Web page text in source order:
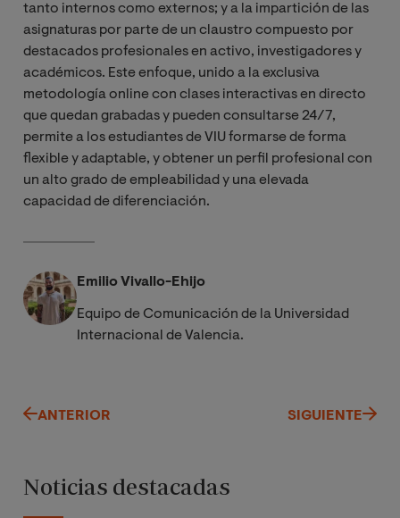
tanto internos como externos; y a la impartición de las
asignaturas por parte de un claustro compuesto por
destacados profesionales en activo, investigadores y
académicos. Este enfoque, unido a la exclusiva
metodología online con clases interactivas en directo
que quedan grabadas y pueden consultarse 24/7,
permite a los estudiantes de VIU formarse de forma
flexible y adaptable, y obtener un perfil profesional con
un alto grado de empleabilidad y una elevada
capacidad de diferenciación.
Emilio Vivallo-Ehijo
Equipo de Comunicación de la Universidad
Internacional de Valencia.
ANTERIOR SIGUIENTE
Noticias destacadas